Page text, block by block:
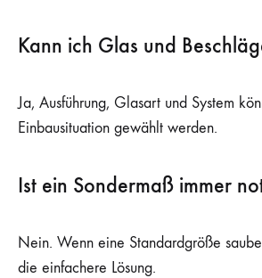
Kann ich Glas und
Ja, Ausführung, Glasart und System
Einbausituation gewählt werden.
Ist ein Sondermaß immer
Nein. Wenn eine Standardgröße
die einfachere Lösung.